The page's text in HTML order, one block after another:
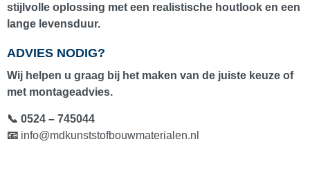
stijlvolle oplossing met een realistische houtlook en een
lange levensduur.
ADVIES NODIG?
Wij helpen u graag bij het maken van de juiste keuze of
met montageadvies.
📞 0524 – 745044
📧 info@mdkunststofbouwmaterialen.nl